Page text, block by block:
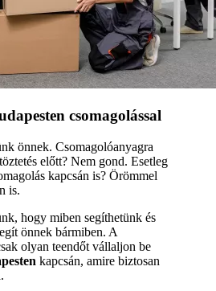
csomagolással
önnek. Csomagolóanyagra
előtt? Nem gond. Esetleg
kapcsán is? Örömmel
is.
hogy miben segíthetünk és
önnek bármiben. A
olyan teendőt vállaljon be
kapcsán, amire biztosan